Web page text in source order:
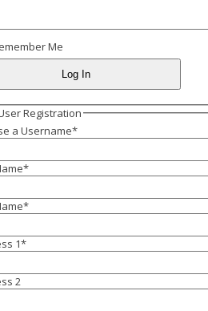
Me
Registration
a Username*
*
*
1*
2